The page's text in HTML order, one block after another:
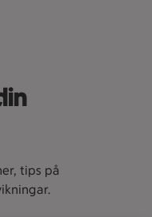
tips på